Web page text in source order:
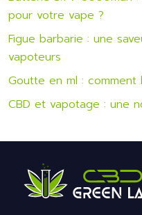
pour votre vape ?
Figue barbarie : une
vapoteurs
Goutte en ml :
CBD et vapotage : une